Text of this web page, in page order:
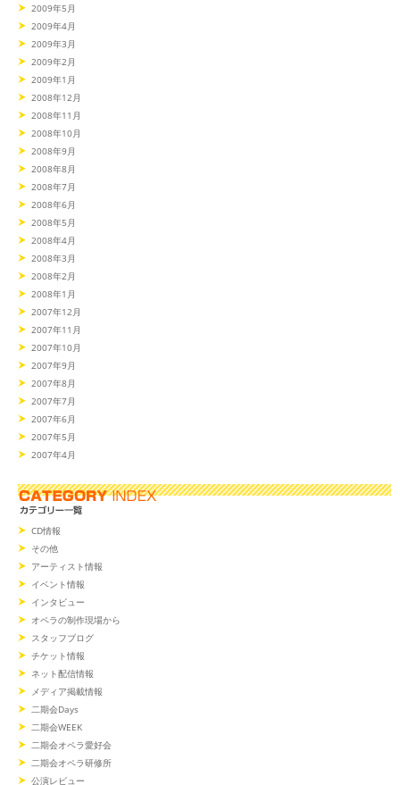
2009年5月
2009年4月
2009年3月
2009年2月
2009年1月
2008年12月
2008年11月
2008年10月
2008年9月
2008年8月
2008年7月
2008年6月
2008年5月
2008年4月
2008年3月
2008年2月
2008年1月
2007年12月
2007年11月
2007年10月
2007年9月
2007年8月
2007年7月
2007年6月
2007年5月
2007年4月
CD情報
その他
アーティスト情報
イベント情報
インタビュー
オペラの制作現場から
スタッフブログ
チケット情報
ネット配信情報
メディア掲載情報
二期会Days
二期会WEEK
二期会オペラ愛好会
二期会オペラ研修所
公演レビュー